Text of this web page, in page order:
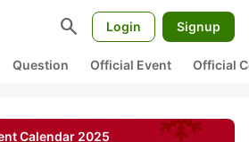
search Login Signup
Question Official Event Official
Calendar 2025